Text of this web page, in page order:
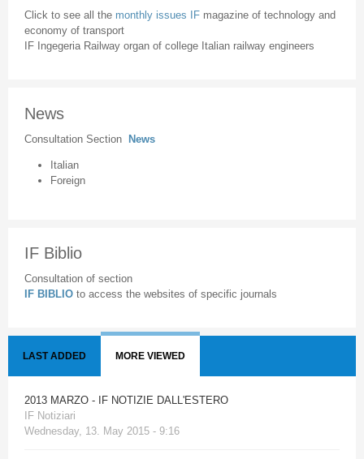
Click to see all the monthly issues IF magazine of technology and
economy of transport
IF Ingegeria Railway organ of college Italian railway engineers
News
Consultation Section News
Italian
Foreign
IF Biblio
Consultation of section
IF BIBLIO to access the websites of specific journals
LAST ADDED MORE VIEWED
2013 MARZO - IF NOTIZIE DALL'ESTERO
IF Notiziari
Wednesday, 13. May 2015 - 9:16